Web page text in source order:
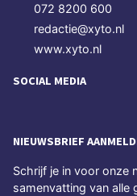
072 8200 600
redactie@xyto.nl
www.xyto.nl
SOCIAL MEDIA
NIEUWSBRIEF
Schrijf je in voor onze
samenvatting van alle